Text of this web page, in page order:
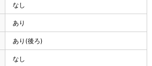
なし
あり
あり(後ろ)
なし